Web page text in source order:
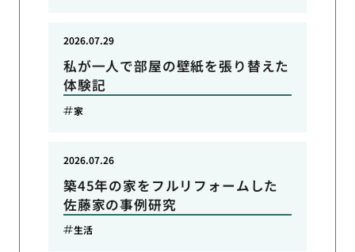
私が一人で部屋の壁紙を張り替えた
体験記
2026.07.29
家
築45年の家をフルリフォームした
佐藤家の事例研究
2026.07.26
生活